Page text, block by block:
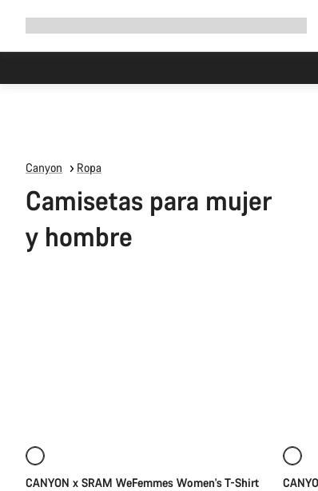
Canyon Ropa
Camisetas para mujer
y hombre
la
categoría
Camisetas
CANYON x SRAM WeFemmes Women's T-Shirt